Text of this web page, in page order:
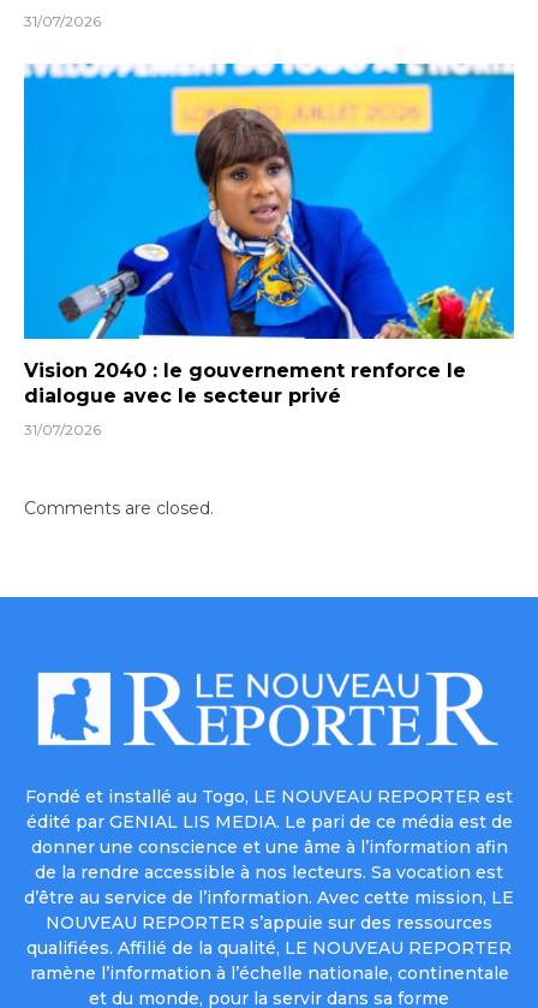
31/07/2026
Vision 2040 : le gouvernement renforce le
dialogue avec le secteur privé
31/07/2026
Comments are closed.
Fondé et installé au Togo, LE NOUVEAU REPORTER est
édité par GENIAL LIS MEDIA. Le pari de ce média est de
donner une conscience et une âme à l’information afin
de la rendre accessible à nos lecteurs. Sa vocation est
d’être au service de l’information. Avec cette mission, LE
NOUVEAU REPORTER s’appuie sur des ressources
qualifiées. Affilié de la qualité, LE NOUVEAU REPORTER
ramène l’information à l’échelle nationale, continentale
et du monde, pour la servir dans sa forme